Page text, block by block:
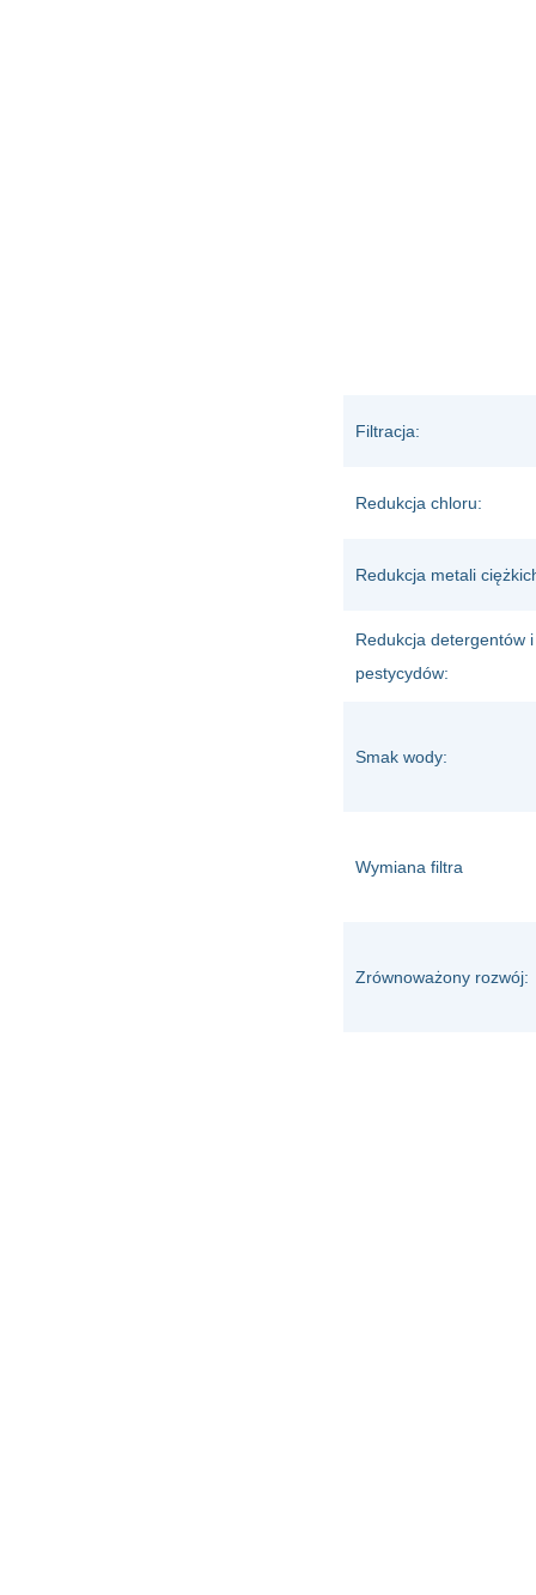
Filtracja:
Redukcja chloru:
Redukcja metali
Redukcja detergentów i
pestycydów:
Smak wody:
Wymiana filtra
Zrównoważony rozwój: